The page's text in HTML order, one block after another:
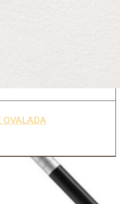
OVALADA